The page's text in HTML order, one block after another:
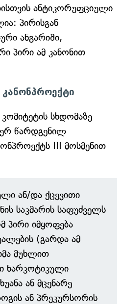
ანტიკორუფციული
პირისგან
ანგარიში,
პირი ამ კანონით
სხდომაზე
წარდგენილ
III მოსმენით
ან/და ქცევითი
საკმარის საფუძველს
პირი იმყოფება
(გარდა ამ
მუხლით
ნარკოტიკული
ან მცენარე
ან პრეკურსორის